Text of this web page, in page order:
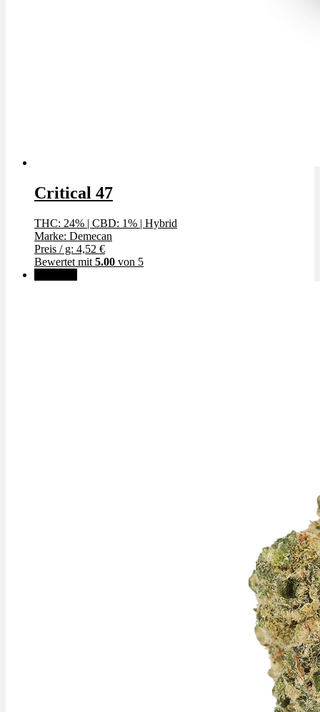
Critical 47
THC: 24% | CBD: 1% | Hybrid
Marke: Demecan
Preis / g: 4,52 €
Bewertet mit 5.00 von 5